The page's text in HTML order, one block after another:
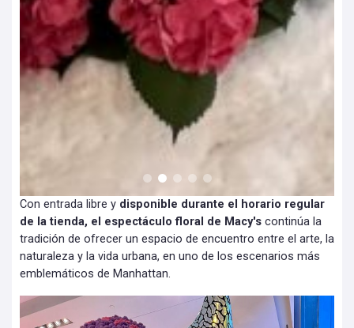
Con entrada libre y disponible durante el horario regular
de la tienda, el espectáculo floral de Macy's continúa la
tradición de ofrecer un espacio de encuentro entre el arte, la
naturaleza y la vida urbana, en uno de los escenarios más
emblemáticos de Manhattan.